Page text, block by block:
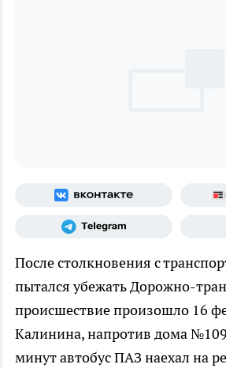
После столкновения с
пытался убежатьДорожно-
происшествие произошло 16
Калинина, напротив дома
минут автобус ПАЗ наехал на